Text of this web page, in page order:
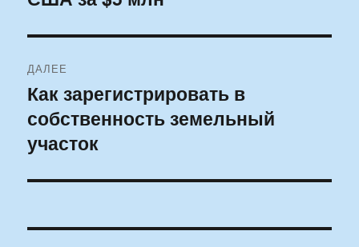
ДАЛЕЕ
Следующая
запись:
Как зарегистрировать в
собственность земельный
участок